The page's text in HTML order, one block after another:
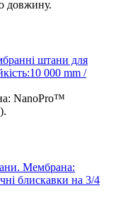
довжину.
NanoPro™